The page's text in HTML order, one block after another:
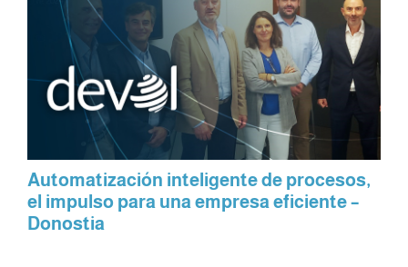
Automatización inteligente de procesos,
el impulso para una empresa eficiente –
Donostia